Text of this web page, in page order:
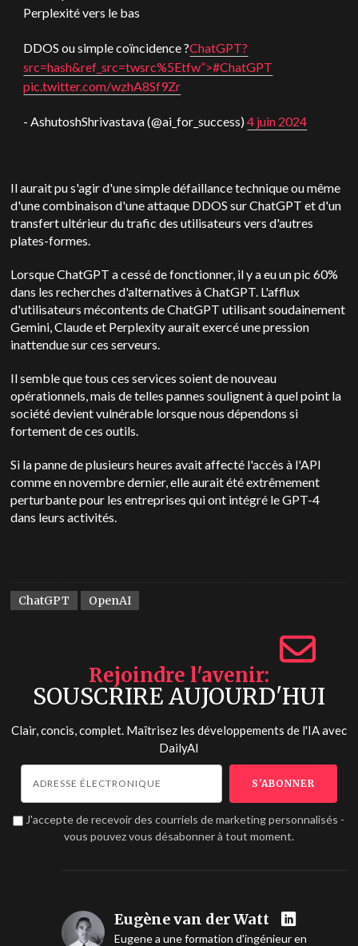
Perplexité vers le bas
DDOS ou simple coïncidence ?ChatGPT?
src=hash&ref_src=twsrc%5Etfw”>#ChatGPT
pic.twitter.com/wzhA8Sf9Zr
- AshutoshShrivastava (@ai_for_success)4 juin 2024
Il aurait pu s'agir d'une simple défaillance technique ou même
d'une combinaison d'une attaque DDOS sur ChatGPT et d'un
transfert ultérieur du trafic des utilisateurs vers d'autres
plates-formes.
Lorsque ChatGPT a cessé de fonctionner, il y a eu un pic 60%
dans les recherches d'alternatives à ChatGPT. L'afflux
d'utilisateurs mécontents de ChatGPT utilisant soudainement
Gemini, Claude et Perplexity aurait exercé une pression
inattendue sur ces serveurs.
Il semble que tous ces services soient de nouveau
opérationnels, mais de telles pannes soulignent à quel point la
société devient vulnérable lorsque nous dépendons si
fortement de ces outils.
Si la panne de plusieurs heures avait affecté l'accès à l'API
comme en novembre dernier, elle aurait été extrêmement
perturbante pour les entreprises qui ont intégré le GPT-4
dans leurs activités.
ChatGPT OpenAI
Rejoindre l'avenir
SOUSCRIRE AUJOURD'HUI
Clair, concis, complet. Maîtrisez les développements de l'IA avec
DailyAI
J'accepte de recevoir des courriels de marketing personnalisés -
vous pouvez vous désabonner à tout moment.
Eugène van der Watt
Eugene a une formation d'ingénieur en